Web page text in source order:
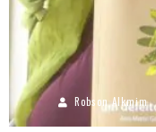
Robson Alkmim